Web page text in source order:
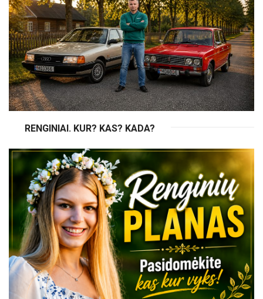
RENGINIAI. KUR? KAS? KADA?